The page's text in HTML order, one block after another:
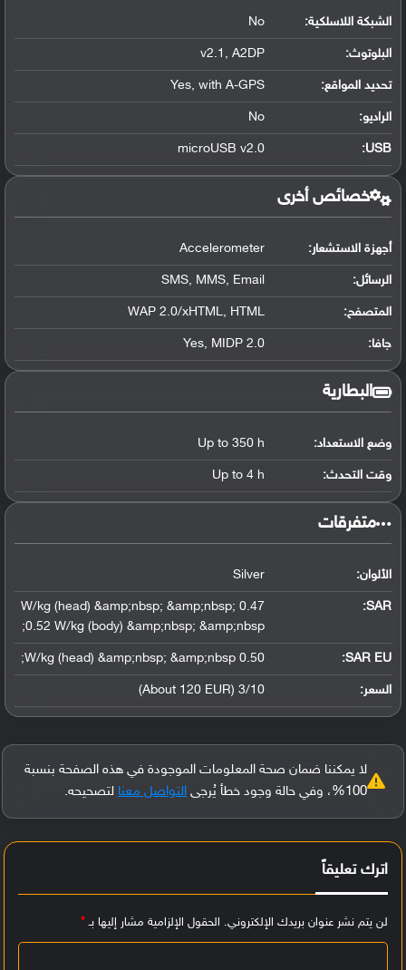
الشبكة اللاسلكية: No
البلوتوث:
v2.1, A2DP
تحديد المواقع:
Yes, with A-GPS
الراديو: No
USB
:
microUSB v2.0
خصائص أخرى
أجهزة الاستشعار: Accelerometer
الرسائل: SMS, MMS, Email
المتصفح: WAP 2.0/xHTML, HTML
جافا: Yes, MIDP 2.0
البطارية
وضع الاستعداد: Up to 350 h
وقت التحدث: Up to 4 h
‏متفرقات‏
الألوان: Silver
SAR
:
0.47 W/kg (head) &amp;nbsp; &amp;nbsp;
0.52 W/kg (body) &amp;nbsp; &amp;nbsp;
SAR EU:
0.50 W/kg (head) &amp;nbsp; &amp;nbsp;
السعر: 3/10 (About 120 EUR)
لا يمكننا ضمان صحة المعلومات الموجودة في هذه الصفحة بنسبة
100%، وفي حالة وجود خطأ يُرجى
التواصل معنا لتصحيحه.
اترك تعليقاً
لن يتم نشر عنوان بريدك الإلكتروني. الحقول الإلزامية مشار إليها بـ*